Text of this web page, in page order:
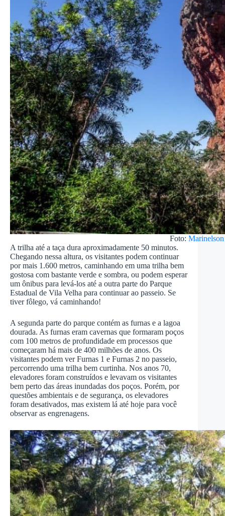
Foto:
A trilha até a taça dura aproximadamente 50 minutos.
Chegando nessa altura, os visitantes podem continuar
por mais 1.600 metros, caminhando em uma trilha bem
gostosa com bastante verde e sombra, ou podem esperar
um ônibus para levá-los até a outra parte do Parque
Estadual de Vila Velha para continuar ao passeio. Se
tiver fôlego, vá caminhando!
A segunda parte do parque contém as furnas e a lagoa
dourada. As furnas eram cavernas que formaram poços
com 100 metros de profundidade em processos que
começaram há mais de 400 milhões de anos. Os
visitantes podem ver Furnas 1 e Furnas 2 no passeio,
percorrendo uma trilha bem curtinha. Nos anos 70,
elevadores foram construídos e levavam os visitantes
bem perto das áreas inundadas dos poços. Porém, por
questões ambientais e de segurança, os elevadores
foram desativados, mas existem lá até hoje para você
observar as engrenagens.